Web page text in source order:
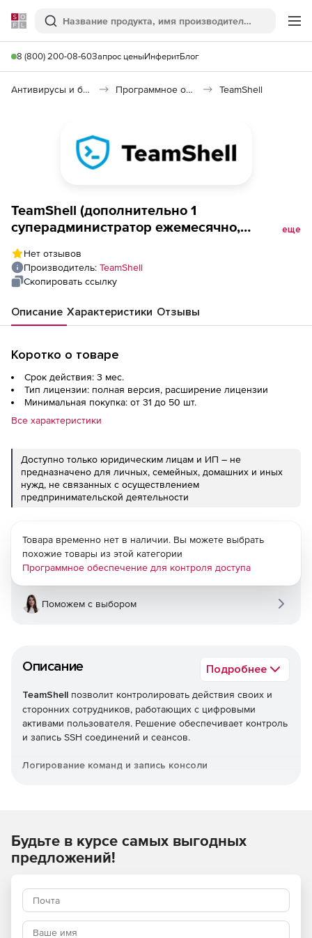
Softline
Поиск
8 (800) 200-08-60Запрос ценыИнферитБлог
Антивирусы и безопасность Программное обеспечение для контроля доступа TeamShell
TeamShell (дополнительно 1
суперадминистратор ежемесячно,
еще
Нет отзывов
Производитель: TeamShell
Скопировать ссылку
Описание Характеристики Отзывы
Коротко о товаре
Срок действия: 3 мес.
Тип лицензии: полная версия, расширение лицензии
Минимальная покупка: от 31 до 50 шт.
Все характеристики
Доступно только юридическим лицам и ИП – не
предназначено для личных, семейных, домашних и иных
нужд, не связанных с осуществлением
предпринимательской деятельности
Описание Подробнее
TeamShell позволит контролировать действия своих и
сторонних сотрудников, работающих с цифровыми
активами пользователя. Решение обеспечивает контроль
и запись SSH соединений и сеансов.
Логирование команд и запись консоли
действия пользователя и реакцию системы. Возможности
у пользователя удалить или исказить запись нет.
Удобное управление правами пользователей. Позволяет
разграничивать пользователю доступ к группам
серверов, выдавая ему только одну учетную запись.
Товара временно нет в наличии. Вы можете выбрать
похожие товары из этой категории
Программное обеспечение для контроля доступа
Поможем с выбором
Будьте в курсе самых выгодных
предложений!